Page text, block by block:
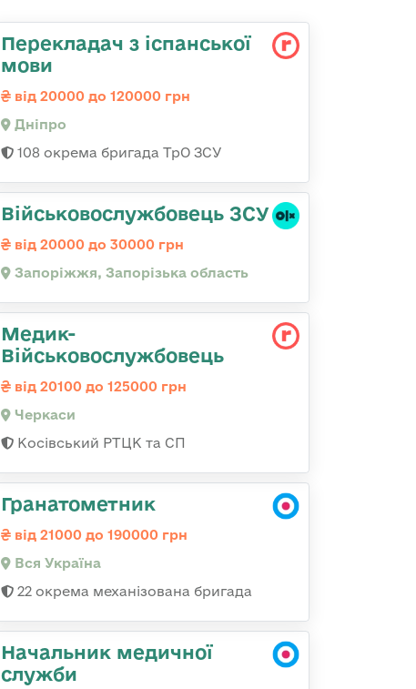
Перекладач з іспанської
мови
від 20000 до 120000 грн
Дніпро
108 окрема бригада ТрО ЗСУ
Військовослужбовець ЗСУ
від 20000 до 30000 грн
Запоріжжя, Запорізька область
Медик-
Військовослужбовець
від 20100 до 125000 грн
Черкаси
Косівський РТЦК та СП
Гранатометник
від 21000 до 190000 грн
Вся Україна
22 окрема механізована бригада
Начальник медичної
служби